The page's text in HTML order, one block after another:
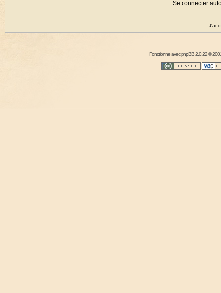
Se connecter
J'ai
Fonctionne avecphpBB2.0.22 ©